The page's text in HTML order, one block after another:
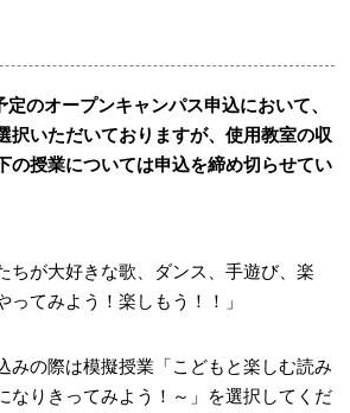
のオープンキャンパス申込において、
択いただいておりますが、使用教室の収
の授業については申込を締め切らせてい
が大好きな歌、ダンス、手遊び、楽
てみよう！楽しもう！！」
みの際は模擬授業「こどもと楽しむ読み
なりきってみよう！～」を選択してくだ